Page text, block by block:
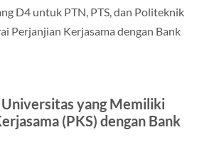
D4 untuk PTN, PTS, dan Politeknik
Perjanjian Kerjasama dengan Bank
yang Memiliki
(PKS) dengan Bank